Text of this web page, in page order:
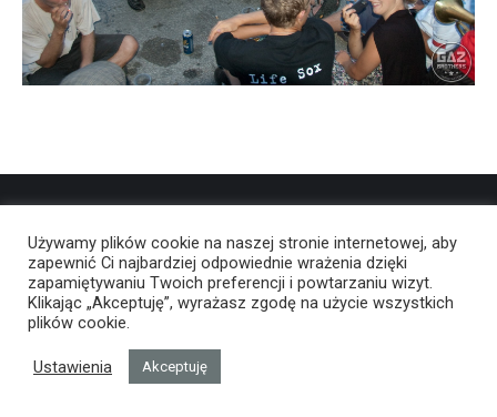
Używamy plików cookie na naszej stronie internetowej, aby
zapewnić Ci najbardziej odpowiednie wrażenia dzięki
zapamiętywaniu Twoich preferencji i powtarzaniu wizyt.
Klikając „Akceptuję”, wyrażasz zgodę na użycie wszystkich
plików cookie.
Ustawienia Akceptuję